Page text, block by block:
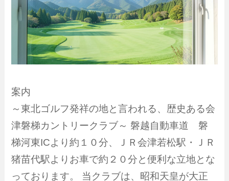
案内
～東北ゴルフ発祥の地と言われる、歴史ある会
津磐梯カントリークラブ～ 磐越自動車道 磐
梯河東ICより約１０分、ＪＲ会津若松駅・ＪＲ
猪苗代駅よりお車で約２０分と便利な立地とな
っております。 当クラブは、昭和天皇が大正